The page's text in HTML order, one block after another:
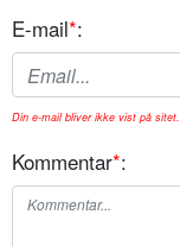
E-mail*:
Din e-mail bliver ikke vist på sitet.
Kommentar*: